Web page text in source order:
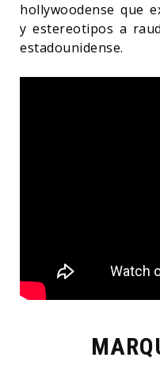
hollywoodense que
y estereotipos a
estadounidense.